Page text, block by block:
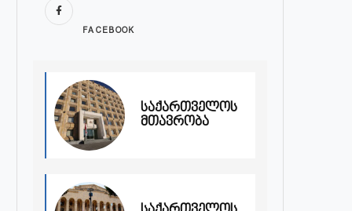
FACEBOOK
საქართველოს
მთავრობა